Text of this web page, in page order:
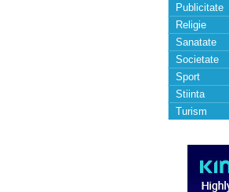
Publicitate
Religie
Sanatate
Societate
Sport
Stiinta
Turism